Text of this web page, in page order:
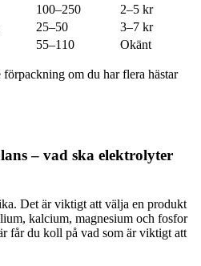
100–250
2–5 kr
25–50
3–7 kr
55–110 Okänt
om du har flera hästar
– vad ska elektrolyter
Det är viktigt att välja en produkt
kalcium, magnesium och fosfor
får du koll på vad som är viktigt att